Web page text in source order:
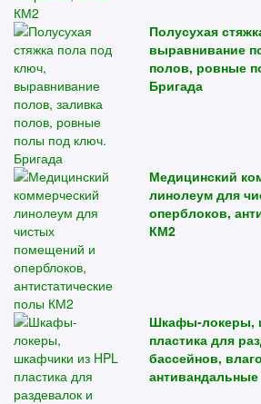
Полусухая
выравнивание
полов, ровные
Бригада
Медицинский
линолеум для
оперблоков,
КМ2
Шкафы-локеры,
пластика для
бассейнов,
антивандальные